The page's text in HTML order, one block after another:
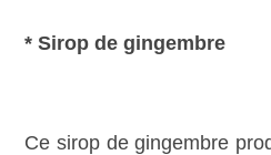
* Sirop de gingembre
Ce sirop de gingembre